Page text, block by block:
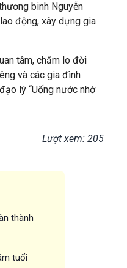
binh Nguyễn
động, xây dựng gia
tâm, chăm lo đời
và các gia đình
lý “Uống nước nhớ
Lượt xem: 205
thành
tuổi